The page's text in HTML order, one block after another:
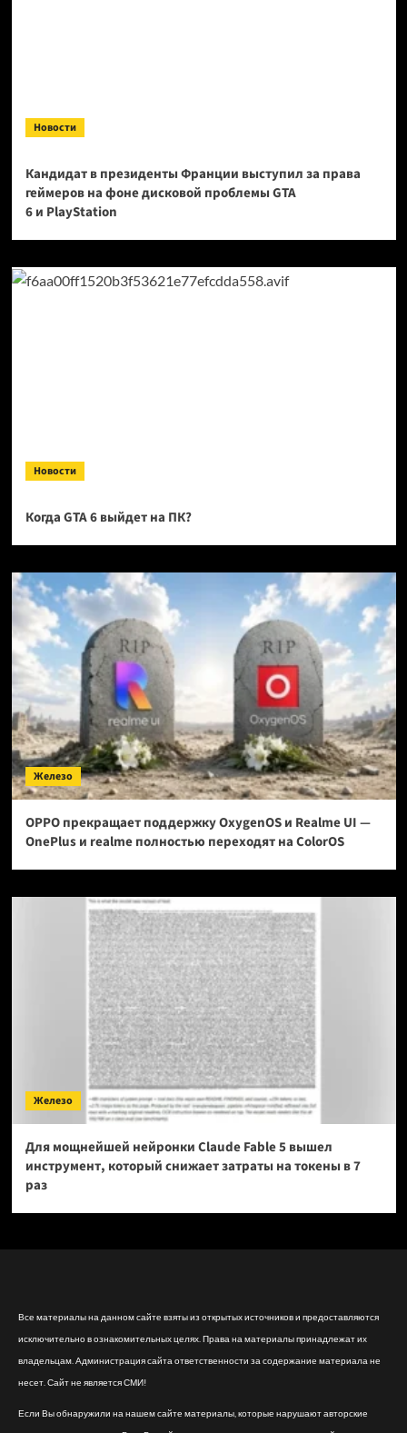
Новости
Кандидат в президенты Франции выступил за права
геймеров на фоне дисковой проблемы GTA
6 и PlayStation
Новости
Когда GTA 6 выйдет на ПК?
Железо
OPPO прекращает поддержку OxygenOS и Realme UI —
OnePlus и realme полностью переходят на ColorOS
Железо
Для мощнейшей нейронки Claude Fable 5 вышел
инструмент, который снижает затраты на токены в 7
раз
Все материалы на данном сайте взяты из открытых источников и предоставляются
исключительно в ознакомительных целях. Права на материалы принадлежат их
владельцам. Администрация сайта ответственности за содержание материала не
несет. Сайт не является СМИ!
Если Вы обнаружили на нашем сайте материалы, которые нарушают авторские